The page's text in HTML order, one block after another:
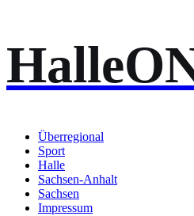
Inhalt
springen
Überregional
Sport
Halle
Sachsen-Anhalt
Sachsen
Impressum